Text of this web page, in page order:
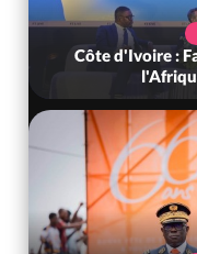
Côte d'Ivoire :